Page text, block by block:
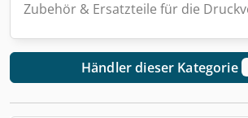
Zubehör & Ersatzteile für die
Händler dieser Kategorie